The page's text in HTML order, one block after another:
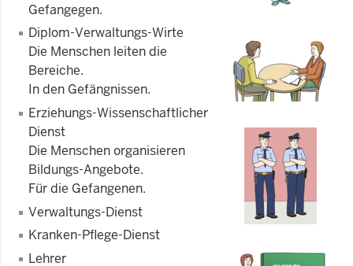
Gefangegen.
Diplom-Verwaltungs-Wirte
Die Menschen leiten die
Bereiche.
In den Gefängnissen.
Erziehungs-Wissenschaftlicher
Dienst
Die Menschen organisieren
Bildungs-Angebote.
Für die Gefangenen.
Verwaltungs-Dienst
Kranken-Pflege-Dienst
Lehrer